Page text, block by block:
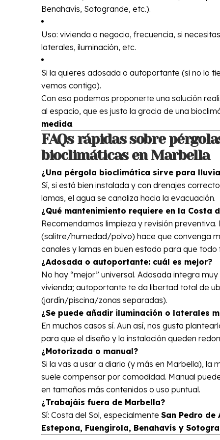
Benahavís, Sotogrande, etc.).
Uso: vivienda o negocio, frecuencia, si
laterales, iluminación, etc.
Si la quieres adosada o autoportante (si no lo
vemos contigo).
Con eso podemos proponerte una solución
al espacio, que es justo la gracia de una
medida.
FAQs rápidas sobre
bioclimáticas en Marbella
¿Una pérgola bioclimática sirve para
Sí, si está bien instalada y con drenajes
lamas, el agua se canaliza hacia la evacuación.
¿Qué mantenimiento requiere en la Costa
Recomendamos limpieza y revisión preventiva.
(salitre/humedad/polvo) hace que convenga
canales y lamas en buen estado para que todo
¿Adosada o autoportante: cuál es mejor?
No hay “mejor” universal. Adosada integra
vivienda; autoportante te da libertad total de
(jardín/piscina/zonas separadas).
¿Se puede añadir iluminación o laterales
En muchos casos sí. Aun así, nos gusta
para que el diseño y la instalación queden
¿Motorizada o manual?
Si la vas a usar a diario (y más en Marbella), la
suele compensar por comodidad. Manual
en tamaños más contenidos o uso puntual.
¿Trabajáis fuera de Marbella?
Sí: Costa del Sol, especialmente San Pedro de
Estepona, Fuengirola, Benahavís y